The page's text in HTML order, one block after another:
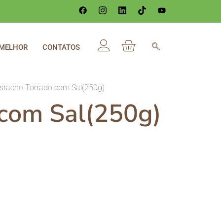
CONTATOS
Torrado com Sal(250g)
Sal(250g)